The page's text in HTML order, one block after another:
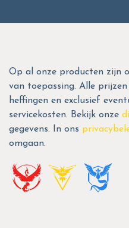
Op al onze producten zijn
van toepassing. Alle
heffingen en exclusief
servicekosten. Bekijk onze
gegevens. In ons
omgaan.